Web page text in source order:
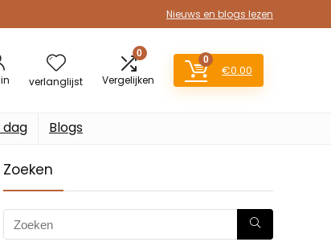
Nieuws en blogs lezen
verlanglijst
0
Vergelijken
0
€0.00
dag Blogs
Zoeken